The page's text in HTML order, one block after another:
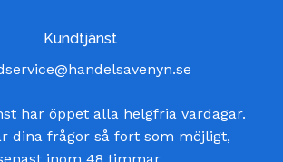
Kundtjänst
har öppet alla helgfria vardagar.
dina frågor så fort som möjligt,